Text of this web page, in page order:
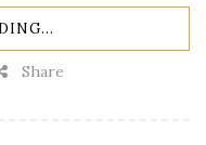
Share